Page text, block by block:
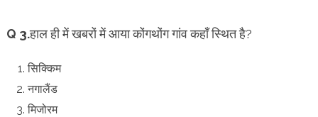
Q 3.हाल ही में खबरों में आया कोंगथोंग गांव कहाँ स्थित है?
सिक्किम
नगालैंड
मिजोरम